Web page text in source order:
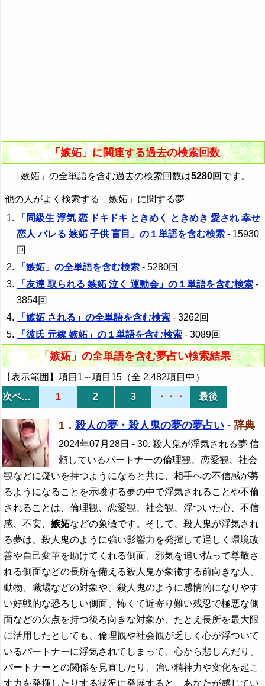
「嫉妬」に関連する過去の検索回数
「嫉妬」の全単語を含む過去の検索回数は5280回 です。
他の人がよく検索する「嫉妬」に関する夢
「同級生 浮気 恋 ドキドキ ときめく ときめき 愛され 幸せ
恋人 バレる 嫉妬 子供 盲目」の１単語を含む検索 - 15930
回
「嫉妬」の全単語を含む検索 - 5280回
「友達 取られる 嫉妬 泣く 運動会」の１単語を含む検索 -
3854回
「嫉妬 される」の全単語を含む検索 - 3262回
「彼氏 元嫁 嫉妬」の１単語を含む検索 - 3089回
「嫉妬」の全単語を含む夢占い検索結果
【表示範囲】項目1～項目15（全 2,482項目中）
次ページ
1 2 3 ・・・ 最後
1． 殺人の夢・殺人鬼の夢の夢占い - 辞典
2024年07月28日 - 30. 殺人鬼が浮気される夢 信
頼しているパートナーの倫理観、恋愛観、社会
観などに疑いを持つようになると共に、相手への不信感が募
るようになることを示唆する夢の中で浮気されることや不倫
されることは、倫理観、恋愛観、社会観、浮ついた心、不信
感、不安、嫉妬などの象徴です。そして、殺人鬼が浮気され
る夢は、殺人鬼のように強い影響力を発揮して逞しく環境改
善や自己変革を助けてくれる側面、邪気を追い払って尊敬さ
れる側面などの長所を備える殺人鬼が象徴する前向きな人、
動物、職場などの対象や、殺人鬼のように感情的になりやす
い好戦的な恐ろしい側面、怖くて近寄り難い残忍で極悪な側
面などの欠点を持つ後ろ向きな対象が、たとえ長所を最大限
に活用したとしても、倫理観や社会観が乏しく心が浮ついて
いるパートナーに浮気されてしまって、心から悲しんだり、
パートナーとの関係を見直したり、強い精神力や変化を起こ
す力を発揮したりする状況に発展すると、あなたが感じてい